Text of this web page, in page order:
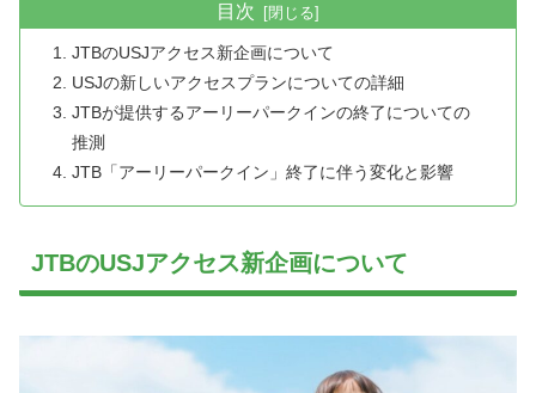
目次
JTBのUSJアクセス新企画について
USJの新しいアクセスプランについての詳細
JTBが提供するアーリーパークインの終了についての
推測
JTB「アーリーパークイン」終了に伴う変化と影響
JTBのUSJアクセス新企画について